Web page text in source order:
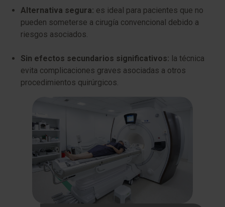
Alternativa segura: es ideal para pacientes que no
pueden someterse a cirugía convencional debido a
riesgos asociados.
Sin efectos secundarios significativos: la técnica
evita complicaciones graves asociadas a otros
procedimientos quirúrgicos.